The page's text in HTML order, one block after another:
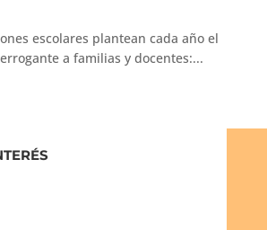
escolares plantean cada año el
a familias y docentes:...